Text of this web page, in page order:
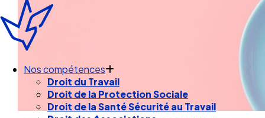
Droit du Travail
Droit de la Protection Sociale
Droit de la Santé Sécurité au Travail
Droit des Associations